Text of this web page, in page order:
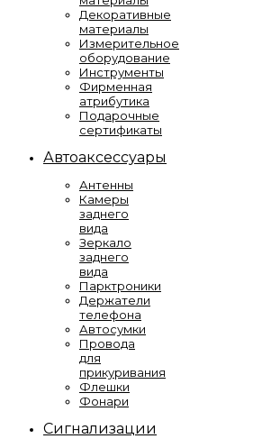
Декоративные
материалы
Измерительное
оборудование
Инструменты
Фирменная
атрибутика
Подарочные
сертификаты
Автоаксессуары
Антенны
Камеры
заднего
вида
Зеркало
заднего
вида
Парктроники
Держатели
телефона
Автосумки
Провода
для
прикуривания
Флешки
Фонари
Сигнализации